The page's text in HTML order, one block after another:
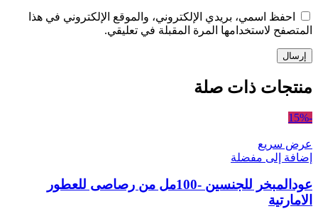
احفظ اسمي، بريدي الإلكتروني، والموقع الإلكتروني في هذا
المتصفح لاستخدامها المرة المقبلة في تعليقي.
منتجات ذات صلة
-15%
عرض سريع
إضافة إلى مفضلة
عودالمبخر للجنسين -100مل من رصاصى للعطور
الامارتية